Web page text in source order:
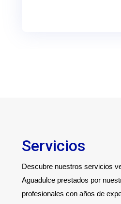
Servicios
Descubre nuestros servicios
Aguadulce prestados por
profesionales con años de